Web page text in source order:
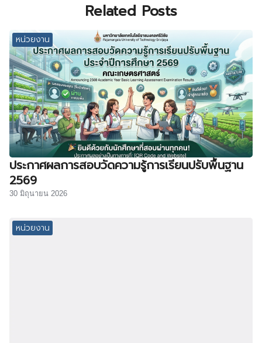
Related Posts
หน่วยงาน
ประกาศผลการสอบวัดความรู้การเรียนปรับพื้นฐาน
2569
30 มิถุนายน 2026
หน่วยงาน